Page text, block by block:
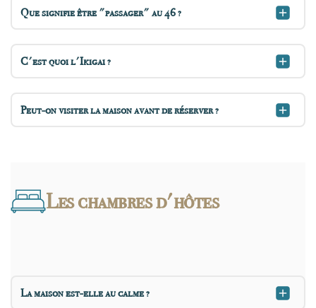
Que signifie être "passager" au 46 ?
C'est quoi l'Ikigai ?
Peut-on visiter la maison avant de réserver ?
Les chambres d'hôtes
La maison est-elle au calme ?